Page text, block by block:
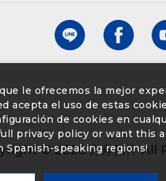
© 2026 方舟扣件 All
le ofrecemos la mejor
acepta el uso de estas
de cookies en
privacy policy or want this
Spanish-speaking regions!